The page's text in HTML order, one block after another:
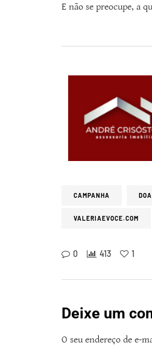
E não se preocupe, a
CAMPANHA
VALERIAEVOCE.COM
0 413 1
Deixe um
O seu endereço de e-